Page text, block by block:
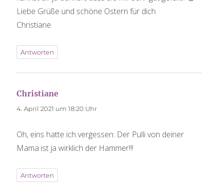
Liebe Grüße und schöne Ostern für dich
Christiane
Antworten
Christiane
4. April 2021 um 18:20 Uhr
Oh, eins hatte ich vergessen: Der Pulli von deiner
Mama ist ja wirklich der Hammer!!!
Antworten